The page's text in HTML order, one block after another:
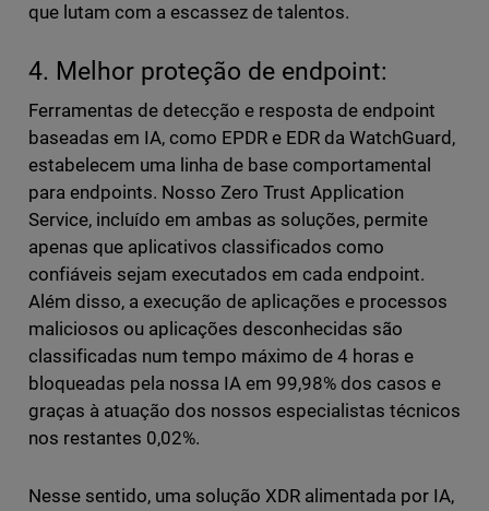
que lutam com a escassez de talentos.
4. Melhor proteção de endpoint:
Ferramentas de detecção e resposta de endpoint
baseadas em IA, como EPDR e EDR da WatchGuard,
estabelecem uma linha de base comportamental
para endpoints. Nosso Zero Trust Application
Service, incluído em ambas as soluções, permite
apenas que aplicativos classificados como
confiáveis sejam executados em cada endpoint.
Além disso, a execução de aplicações e processos
maliciosos ou aplicações desconhecidas são
classificadas num tempo máximo de 4 horas e
bloqueadas pela nossa IA em 99,98% dos casos e
graças à atuação dos nossos especialistas técnicos
nos restantes 0,02%.
Nesse sentido, uma solução XDR alimentada por IA,